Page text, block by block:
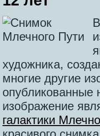
художника,
многие другие
опубликованные
изображение
галактики